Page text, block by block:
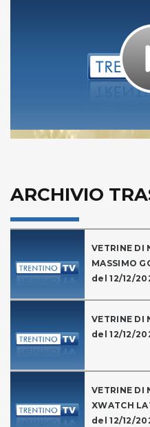
ARCHIVIO
VETRINE DI
MASSIMO
del 12/12/
VETRINE DI
del 12/12/
VETRINE DI
XWATCH
del 12/12/